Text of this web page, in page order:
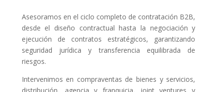
Asesoramos en el ciclo completo de contratación B2B,
desde el diseño contractual hasta la negociación y
ejecución de contratos estratégicos, garantizando
seguridad jurídica y transferencia equilibrada de
riesgos.
Intervenimos en compraventas de bienes y servicios,